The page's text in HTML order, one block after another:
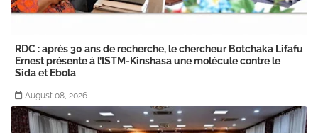
RDC : après 30 ans de recherche, le chercheur Botchaka Lifafu
Ernest présente à l’ISTM-Kinshasa une molécule contre le
Sida et Ebola
August 08, 2026